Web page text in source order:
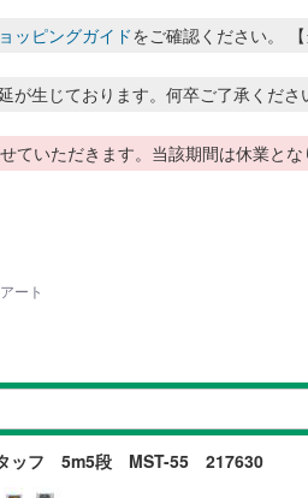
ッピングガイドをご確認ください。
生じております。何卒ご了承くだ
いただきます。当該期間は休業と
ート
ッフ 5m5段 MST-55 217630